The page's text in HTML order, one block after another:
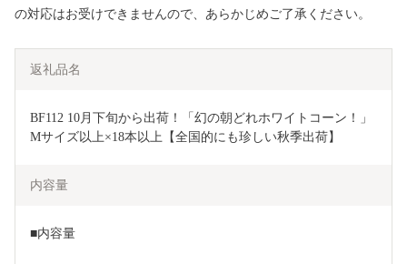
の対応はお受けできませんので、あらかじめご了承ください。
返礼品名
BF112 10月下旬から出荷！「幻の朝どれホワイトコーン！」
Mサイズ以上×18本以上【全国的にも珍しい秋季出荷】
内容量
■内容量